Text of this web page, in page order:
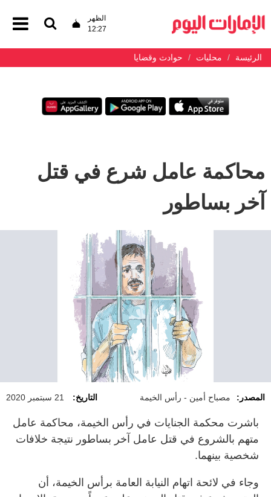
الظهر
12:27
الرئيسة محليات حوادث وقضايا
محاكمة عامل شرع في قتل
آخر بساطور
المصدر: مصباح أمين - رأس الخيمة التاريخ: 21 سبتمبر 2020
باشرت محكمة الجنايات في رأس الخيمة، محاكمة عامل
متهم بالشروع في قتل عامل آخر بساطور نتيجة خلافات
شخصية بينهما.
وجاء في لائحة اتهام النيابة العامة برأس الخيمة، أن